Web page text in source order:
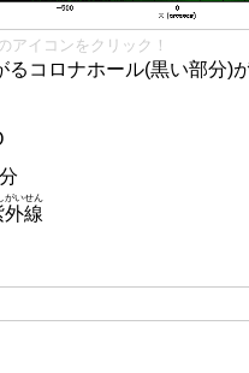
アイコンをクリック！
るコロナホール(黒い部分)
外線
がいせん